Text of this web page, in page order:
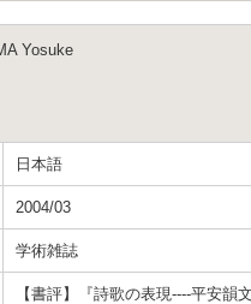
Yosuke
日本語
2004/03
学術雑誌
【書評】『詩歌の表現----平安